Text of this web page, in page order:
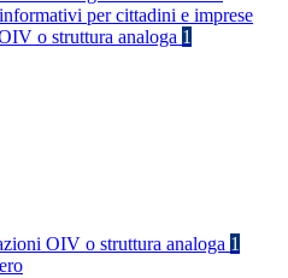
per cittadini e imprese
o struttura analoga 1
OIV o struttura analoga 1